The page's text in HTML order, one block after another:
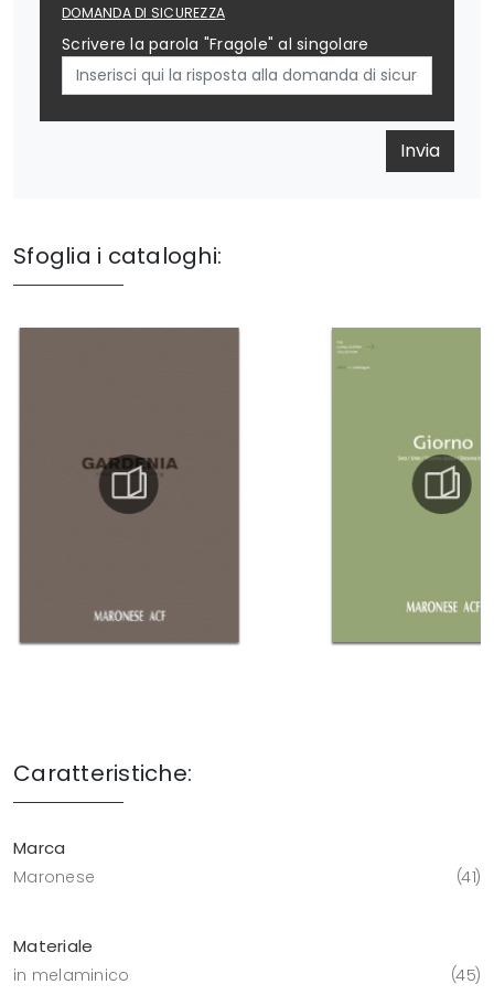
DOMANDA DI SICUREZZA
Scrivere la parola "Fragole" al singolare
Invia
Sfoglia i cataloghi:
Caratteristiche:
Marca
Maronese 41
Materiale
in melaminico 45